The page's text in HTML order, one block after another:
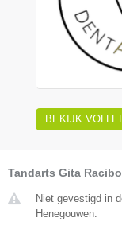
BEKIJK
Tandarts Gita
Niet gevestigd in
Henegouwen.